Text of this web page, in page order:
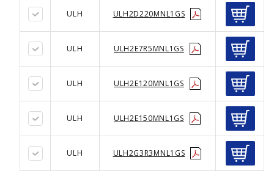
ULH ULH2D220MNL1GS
ULH ULH2E7R5MNL1GS
ULH ULH2E120MNL1GS
ULH ULH2E150MNL1GS
ULH ULH2G3R3MNL1GS